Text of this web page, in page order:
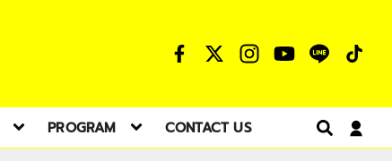
PROGRAM CONTACT US